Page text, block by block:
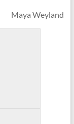
Maya Weyland